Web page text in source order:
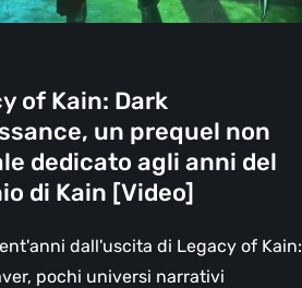
of Kain: Dark
un prequel non
dedicato agli anni del
di Kain [Video]
dall'uscita di Legacy of Kain:
pochi universi narrativi